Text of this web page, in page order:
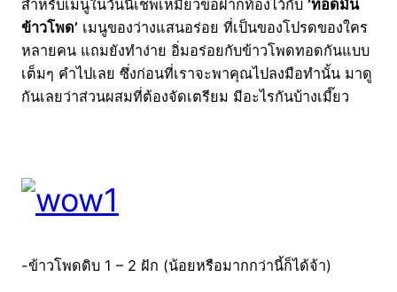
สำหรับเมนูในวันนี้เชพเหมียวขอฝากท้องไว้กับ ‘ทอดมัน
ข้าวโพด’ เมนูของว่างแสนอร่อย ที่เป็นของโปรดของใคร
หลายคน แถมยังทำง่าย อิ่มอร่อยกับข้าวโพดทอดกันแบบ
เต็มๆ คำไปเลย ซึ่งก่อนที่เราจะพาคุณไปลงมือทำนั้น มาดู
กันเลยว่าส่วนผสมที่ต้องจัดเตรียม มีอะไรกันบ้างเมี๊ยว
-ข้าวโพดดิบ 1 – 2 ฝัก (น้อยหรือมากกว่านี้ก็ได้จ้า)